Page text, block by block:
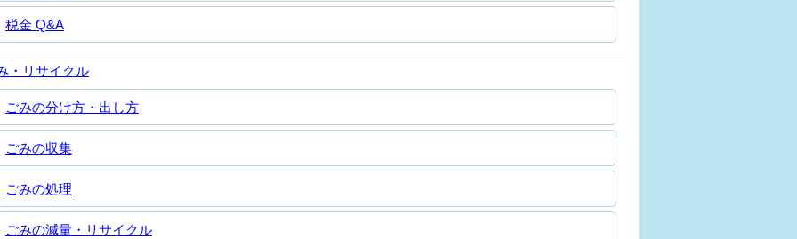
税金 Q&A
・リサイクル
ごみの分け方・出し方
ごみの収集
ごみの処理
ごみの減量・リサイクル